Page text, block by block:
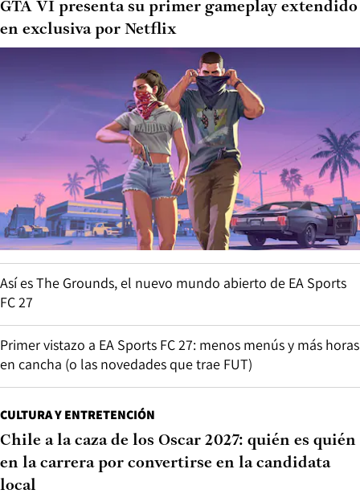
GTA VI presenta su primer gameplay extendido
en exclusiva por Netflix
Así es The Grounds, el nuevo mundo abierto de EA Sports
FC 27
Primer vistazo a EA Sports FC 27: menos menús y más horas
en cancha (o las novedades que trae FUT)
CULTURA Y ENTRETENCIÓN
Chile a la caza de los Oscar 2027: quién es quién
en la carrera por convertirse en la candidata
local